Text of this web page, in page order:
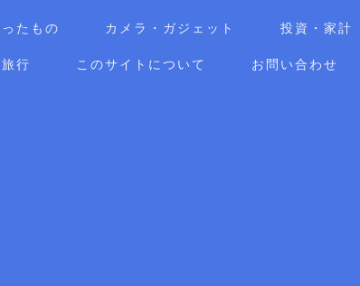
たもの カメラ・ガジェット 投資・家計
旅行 このサイトについて お問い合わせ